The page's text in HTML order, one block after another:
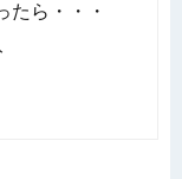
たら・・・